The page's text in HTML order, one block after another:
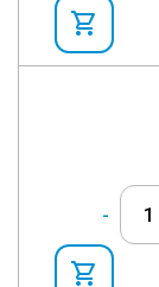
shopping_cart
-
shopping_cart